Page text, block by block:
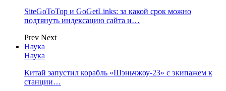
SiteGoToTop и GoGetLinks: за какой срок можно
подтянуть индексацию сайта и…
Prev Next
Наука
Наука
Китай запустил корабль «Шэньчжоу-23» с экипажем к
станции…